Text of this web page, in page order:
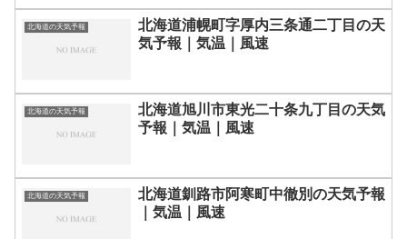
北海道の天気予報
北海道浦幌町字厚内三条通二丁目の天
気予報｜気温｜風速
北海道の天気予報
北海道旭川市東光二十条九丁目の天気
予報｜気温｜風速
北海道の天気予報
北海道釧路市阿寒町中徹別の天気予報
｜気温｜風速